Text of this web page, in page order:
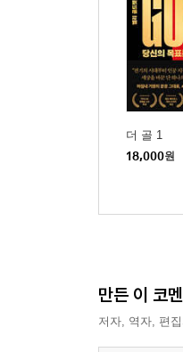
더 골 1
18,000원
만든 이 코
저자, 역자, 편